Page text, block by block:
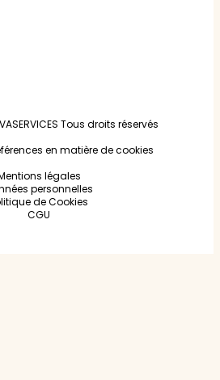
Tous droits réservés
en matière de cookies
légales
personnelles
de Cookies
CGU